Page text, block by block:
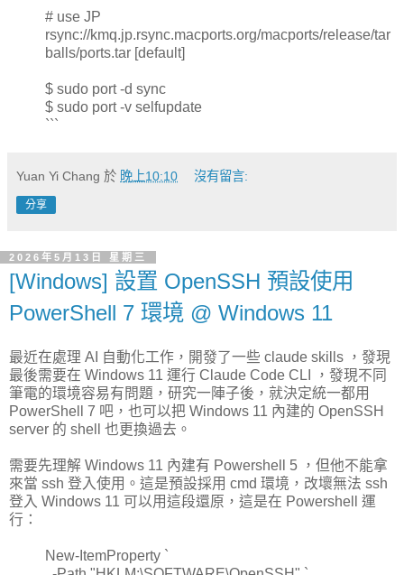
# use JP
rsync://kmq.jp.rsync.macports.org/macports/release/tar
balls/ports.tar [default]
$ sudo port -d sync
$ sudo port -v selfupdate
```
Yuan Yi Chang 於 晚上10:10 沒有留言:
分享
2026年5月13日 星期三
[Windows] 設置 OpenSSH 預設使用
PowerShell 7 環境 @ Windows 11
最近在處理 AI 自動化工作，開發了一些 claude skills ，發現
最後需要在 Windows 11 運行 Claude Code CLI ，發現不同
筆電的環境容易有問題，研究一陣子後，就決定統一都用
PowerShell 7 吧，也可以把 Windows 11 內建的 OpenSSH
server 的 shell 也更換過去。
需要先理解 Windows 11 內建有 Powershell 5 ，但他不能拿
來當 ssh 登入使用。這是預設採用 cmd 環境，改壞無法 ssh
登入 Windows 11 可以用這段還原，這是在 Powershell 運
行：
New-ItemProperty `